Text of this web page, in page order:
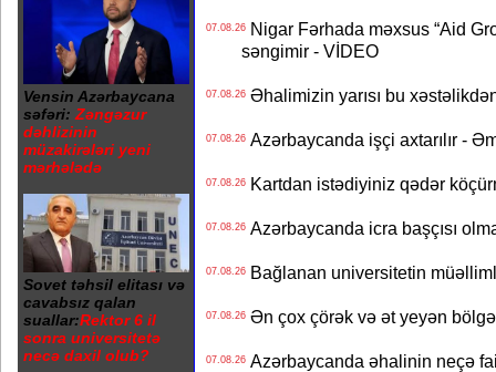
Vensin Azərbaycana
səfəri: Zəngəzur
dəhlizinin
müzakirələri yeni
mərhələdə
Sovet təhsil elitası və
cavabsız qalan
suallar:Rektor 6 il
sonra universitetə
necə daxil olub?
07.08.26Nigar Fərhada məxsus “Aid
səngimir - VİDEO
07.08.26Əhalimizin yarısı bu
07.08.26Azərbaycanda işçi axtarılır -
07.08.26Kartdan istədiyiniz qədər
07.08.26Azərbaycanda icra başçısı
07.08.26Bağlanan universitetin
07.08.26Ən çox çörək və ət yeyən
07.08.26Azərbaycanda əhalinin neçə